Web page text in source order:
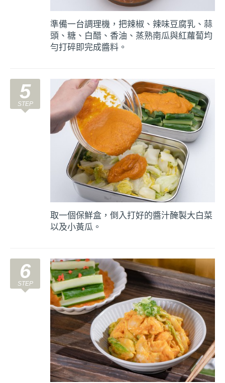
準備一台調理機，把辣椒、辣味豆腐乳、蒜
頭、糖、白醋、香油、蒸熟南瓜與紅蘿蔔均
勻打碎即完成醬料。
5
取一個保鮮盒，倒入打好的醬汁醃製大白菜
以及小黃瓜。
6